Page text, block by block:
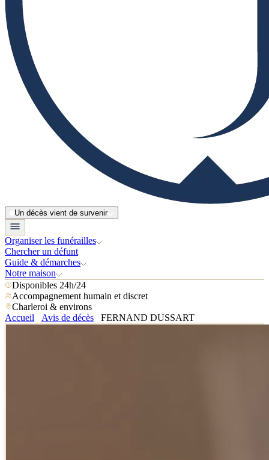
Un décès vient de survenir
Organiser les funérailles
Chercher un défunt
Guide & démarches
Notre maison
Disponibles 24h/24
Accompagnement humain et discret
Charleroi & environs
Accueil
Avis de décès FERNAND DUSSART